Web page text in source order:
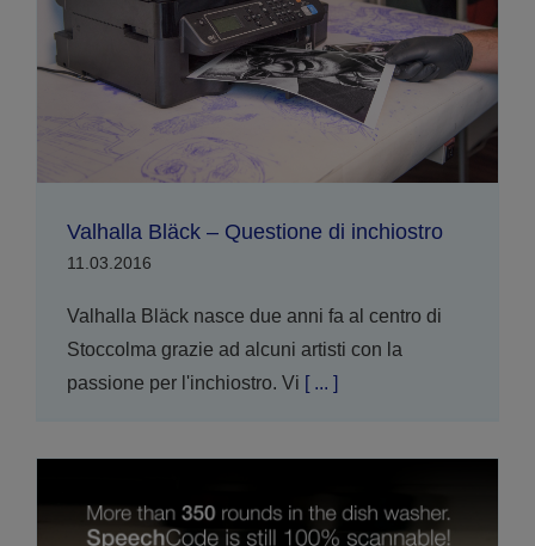
Valhalla Bläck – Questione di inchiostro
11.03.2016
Valhalla Bläck nasce due anni fa al centro di
Stoccolma grazie ad alcuni artisti con la
passione per l'inchiostro. Vi [ ... ]